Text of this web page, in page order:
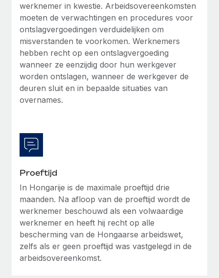
werknemer in kwestie. Arbeidsovereenkomsten
moeten de verwachtingen en procedures voor
ontslagvergoedingen verduidelijken om
misverstanden te voorkomen. Werknemers
hebben recht op een ontslagvergoeding
wanneer ze eenzijdig door hun werkgever
worden ontslagen, wanneer de werkgever de
deuren sluit en in bepaalde situaties van
overnames.
Proeftijd
In Hongarije is de maximale proeftijd drie
maanden. Na afloop van de proeftijd wordt de
werknemer beschouwd als een volwaardige
werknemer en heeft hij recht op alle
bescherming van de Hongaarse arbeidswet,
zelfs als er geen proeftijd was vastgelegd in de
arbeidsovereenkomst.